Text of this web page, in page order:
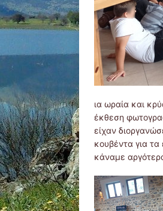
ια ωραία και
έκθεση
είχαν
κουβέντα για
κάναμε